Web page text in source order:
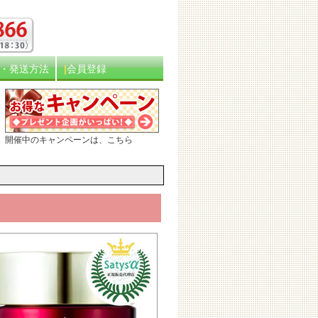
発送方法 会員登録
開催中のキャンペーンは、こちら